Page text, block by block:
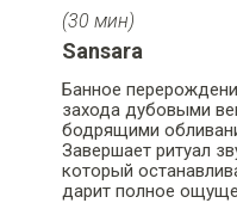
(30 мин)
Банное
захода дубовыми
бодрящими
Завершает ритуал
который
дарит полное
Sansara